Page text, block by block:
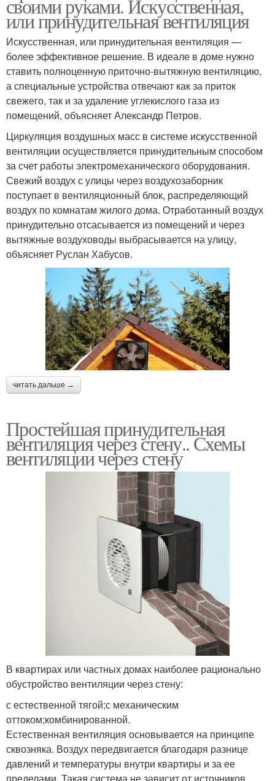
своими руками. Искусственная,
или принудительная вентиляция
Искусственная, или принудительная вентиляция —
более эффективное решение. В идеале в доме нужно
ставить полноценную приточно-вытяжную вентиляцию,
а специальные устройства отвечают как за приток
свежего, так и за удаление углекислого газа из
помещений, объясняет Александр Петров.
Циркуляция воздушных масс в системе искусственной
вентиляции осуществляется принудительным способом
за счет работы электромеханического оборудования.
Свежий воздух с улицы через воздухозаборник
поступает в вентиляционный блок, распределяющий
воздух по комнатам жилого дома. Отработанный воздух
принудительно отсасывается из помещений и через
вытяжные воздуховоды выбрасывается на улицу,
объясняет Руслан Хабусов.
читать дальше →
Простейшая принудительная
вентиляция через стену.. Схемы
вентиляции через стену
В квартирах или частных домах наиболее рационально
обустройство вентиляции через стену:
с естественной тягой;с механическим
оттоком;комбинированной.
Естественная вентиляция основывается на принципе
сквозняка. Воздух передвигается благодаря разнице
давлений и температуры внутри квартиры и за ее